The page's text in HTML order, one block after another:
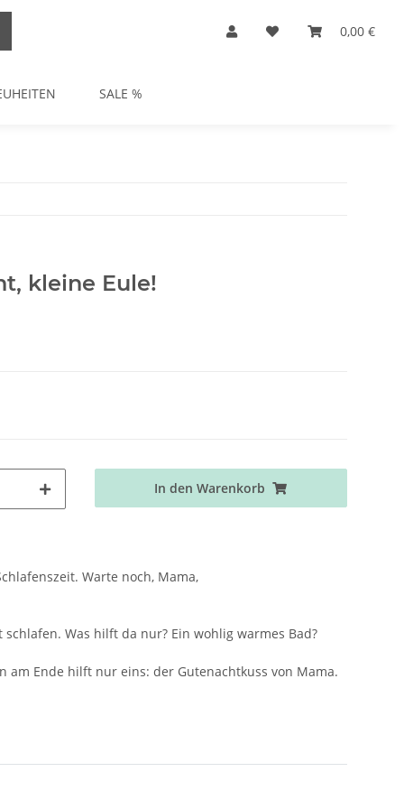
0,00 €
SALE %
kleine Eule!
In den Warenkorb
Warte noch, Mama,
Was hilft da nur? Ein wohlig warmes Bad?
am Ende hilft nur eins: der Gutenachtkuss von Mama.